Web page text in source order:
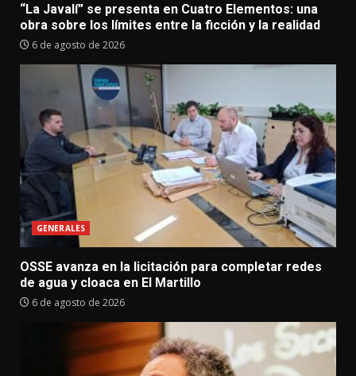
“La Javalí” se presenta en Cuatro Elementos: una
obra sobre los límites entre la ficción y la realidad
6 de agosto de 2026
GENERALES
OSSE avanza en la licitación para completar redes
de agua y cloaca en El Martillo
6 de agosto de 2026